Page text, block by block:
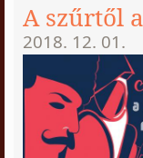
A szűrtől
2018. 12. 01.